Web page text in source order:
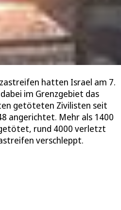
hatten Israel am 7.
im Grenzgebiet das
getöteten Zivilisten seit
angerichtet. Mehr als 1400
rund 4000 verletzt
verschleppt.